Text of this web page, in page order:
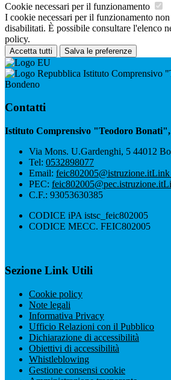
Cookie necessari per il funzionamento
I cookie necessari per il funzionamento non
disabilitati. È possibile consultare l'elenco
policy.
Accetta tutti Salva le preferenze
Istituto Comprensivo
Bondeno
Contatti
Istituto Comprensivo "Teodoro
Via Mons. U.Gardenghi, 5 44012
Tel: 0532898077
Email: feic802005@istruzione.itLink
PEC: feic802005@pec.istruzione.it
C.F.: 93053630385
CODICE iPA istsc_feic802005
CODICE MECC. FEIC802005
Sezione Link Utili
Cookie policy
Note legali
Informativa Privacy
Ufficio Relazioni con il Pubblico
Dichiarazione di accessibilità
Obiettivi di accessibilità
Whistleblowing
Gestione consensi cookie